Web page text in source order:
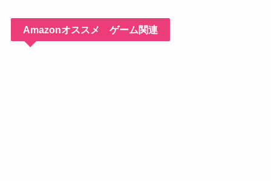
Amazonオススメ ゲーム関連